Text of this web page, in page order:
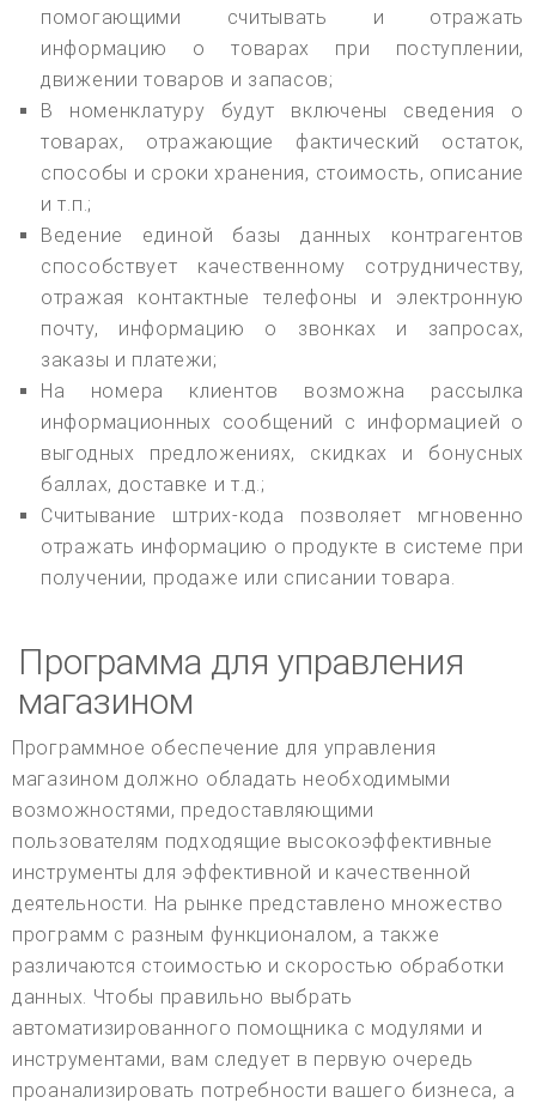
помогающими считывать и отражать
информацию о товарах при поступлении,
движении товаров и запасов;
В номенклатуру будут включены сведения о
товарах, отражающие фактический остаток,
способы и сроки хранения, стоимость, описание
и т.п.;
Ведение единой базы данных контрагентов
способствует качественному сотрудничеству,
отражая контактные телефоны и электронную
почту, информацию о звонках и запросах,
заказы и платежи;
На номера клиентов возможна рассылка
информационных сообщений с информацией о
выгодных предложениях, скидках и бонусных
баллах, доставке и т.д.;
Считывание штрих-кода позволяет мгновенно
отражать информацию о продукте в системе при
получении, продаже или списании товара.
Программа для управления
магазином
Программное обеспечение для управления
магазином должно обладать необходимыми
возможностями, предоставляющими
пользователям подходящие высокоэффективные
инструменты для эффективной и качественной
деятельности. На рынке представлено множество
программ с разным функционалом, а также
различаются стоимостью и скоростью обработки
данных. Чтобы правильно выбрать
автоматизированного помощника с модулями и
инструментами, вам следует в первую очередь
проанализировать потребности вашего бизнеса, а